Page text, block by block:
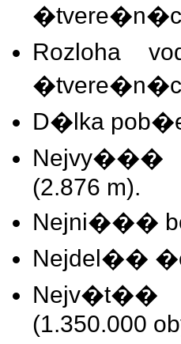
Rozloha
D�lka
Nejvy���
(2.876 m).
Nejni���
Nejdel��
Nejv�t��
(1.350.000